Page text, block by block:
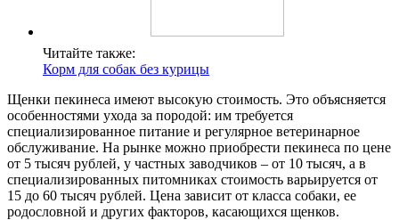
Читайте также:
Корм для собак без курицы
Щенки пекинеса имеют высокую стоимость. Это объясняется
особенностями ухода за породой: им требуется
специализированное питание и регулярное ветеринарное
обслуживание. На рынке можно приобрести пекинеса по цене
от 5 тысяч рублей, у частных заводчиков – от 10 тысяч, а в
специализированных питомниках стоимость варьируется от
15 до 60 тысяч рублей. Цена зависит от класса собаки, ее
родословной и других факторов, касающихся щенков.